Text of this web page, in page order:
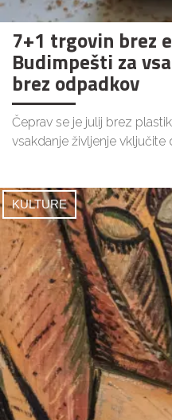
7+1 trgovin brez
Budimpešti za
brez odpadkov
Čeprav se je julij brez
vsakdanje življenje
KULTURE